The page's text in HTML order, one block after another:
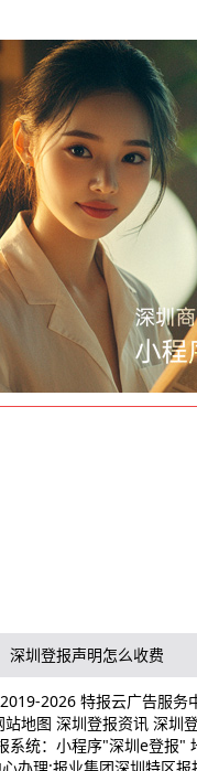
深圳登报声明怎么收费
2026 特报云广告服务
站地图 深圳登报资讯深圳
系统：小程序"深圳e登报"